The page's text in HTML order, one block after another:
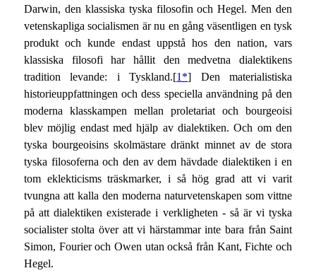
Darwin, den klassiska tyska filosofin och Hegel. Men den
vetenskapliga socialismen är nu en gång väsentligen en tysk
produkt och kunde endast uppstå hos den nation, vars
klassiska filosofi har hållit den medvetna dialektikens
tradition levande: i Tyskland.[1*] Den materialistiska
historieuppfattningen och dess speciella användning på den
moderna klasskampen mellan proletariat och bourgeoisi
blev möjlig endast med hjälp av dialektiken. Och om den
tyska bourgeoisins skolmästare dränkt minnet av de stora
tyska filosoferna och den av dem hävdade dialektiken i en
tom eklekticisms träskmarker, i så hög grad att vi varit
tvungna att kalla den moderna naturvetenskapen som vittne
på att dialektiken existerade i verkligheten - så är vi tyska
socialister stolta över att vi härstammar inte bara från Saint
Simon, Fourier och Owen utan också från Kant, Fichte och
Hegel.